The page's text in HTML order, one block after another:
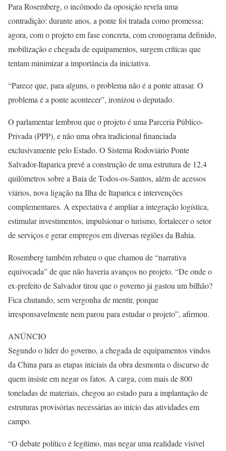
Para Rosemberg, o incômodo da oposição revela uma
contradição: durante anos, a ponte foi tratada como promessa;
agora, com o projeto em fase concreta, com cronograma definido,
mobilização e chegada de equipamentos, surgem críticas que
tentam minimizar a importância da iniciativa.
“Parece que, para alguns, o problema não é a ponte atrasar. O
problema é a ponte acontecer”, ironizou o deputado.
O parlamentar lembrou que o projeto é uma Parceria Público-
Privada (PPP), e não uma obra tradicional financiada
exclusivamente pelo Estado. O Sistema Rodoviário Ponte
Salvador-Itaparica prevê a construção de uma estrutura de 12,4
quilômetros sobre a Baía de Todos-os-Santos, além de acessos
viários, nova ligação na Ilha de Itaparica e intervenções
complementares. A expectativa é ampliar a integração logística,
estimular investimentos, impulsionar o turismo, fortalecer o setor
de serviços e gerar empregos em diversas regiões da Bahia.
Rosemberg também rebateu o que chamou de “narrativa
equivocada” de que não haveria avanços no projeto. “De onde o
ex-prefeito de Salvador tirou que o governo já gastou um bilhão?
Fica chutando, sem vergonha de mentir, porque
irresponsavelmente nem parou para estudar o projeto”, afirmou.
ANÚNCIO
Segundo o líder do governo, a chegada de equipamentos vindos
da China para as etapas iniciais da obra desmonta o discurso de
quem insiste em negar os fatos. A carga, com mais de 800
toneladas de materiais, chegou ao estado para a implantação de
estruturas provisórias necessárias ao início das atividades em
campo.
“O debate político é legítimo, mas negar uma realidade visível